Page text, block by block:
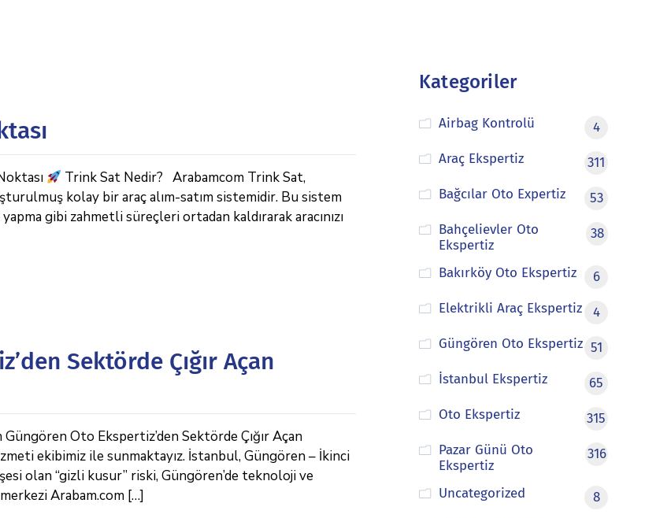
Trink Sat Nedir? Arabamcom Trink Sat,
kolay bir araç alım-satım sistemidir. Bu sistem
gibi zahmetli süreçleri ortadan kaldırarak aracınızı
Sektörde Çığır Açan
Oto Ekspertiz’den Sektörde Çığır Açan
ekibimiz ile sunmaktayız. İstanbul, Güngören – İkinci
olan “gizli kusur” riski, Güngören’de teknoloji ve
Arabam.com […]
Kategoriler
Airbag Kontrolü
4
Araç Ekspertiz
311
Bağcılar Oto Expertiz
53
Bahçelievler Oto
Ekspertiz
38
Bakırköy Oto Ekspertiz
6
Elektrikli Araç Ekspertiz
4
Güngören Oto Ekspertiz 51
İstanbul Ekspertiz
65
Oto Ekspertiz
315
Pazar Günü Oto
Ekspertiz
316
Uncategorized
8